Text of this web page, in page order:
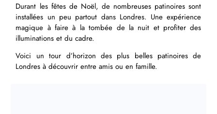
Durant les fêtes de Noël, de nombreuses patinoires sont
installées un peu partout dans Londres. Une expérience
magique à faire à la tombée de la nuit et profiter des
illuminations et du cadre.
Voici un tour d’horizon des plus belles patinoires de
Londres à découvrir entre amis ou en famille.